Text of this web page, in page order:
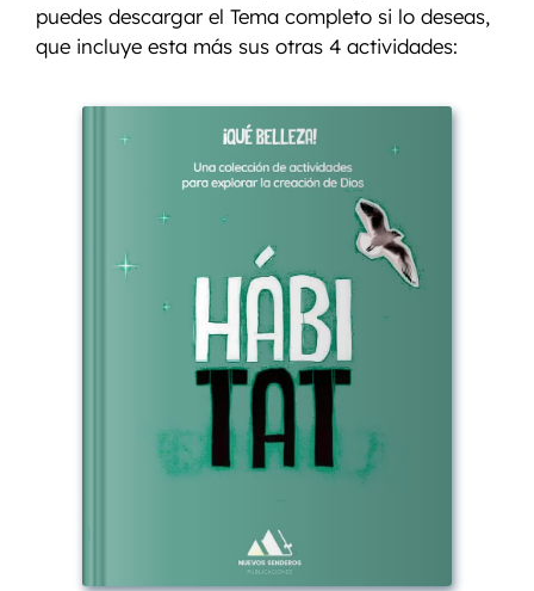
puedes descargar el Tema completo si lo deseas,
que incluye esta más sus otras 4 actividades: